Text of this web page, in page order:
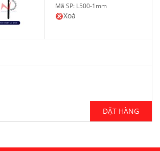
Mã SP: L500-1mm
Xoá
ĐẶT HÀNG